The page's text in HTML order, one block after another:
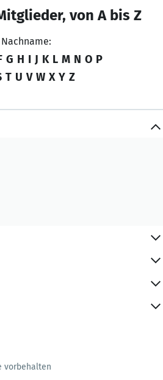
von A bis Z
Nachname:
G H I J K L M N O P
T U V W X Y Z
vorbehalten